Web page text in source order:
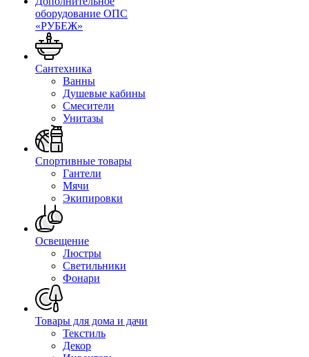
оборудование ОПС
«РУБЕЖ»
Сантехника
Ванны
Душевые кабины
Смесители
Унитазы
Спортивные товары
Гантели
Мячи
Экипировки
Освещение
Люстры
Светильники
Фонари
Товары для дома и дачи
Текстиль
Декор